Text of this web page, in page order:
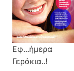
Εφ...ήμερα
Γεράκια..!